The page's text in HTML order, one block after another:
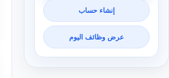
إنشاء حساب
عرض وظائف اليوم